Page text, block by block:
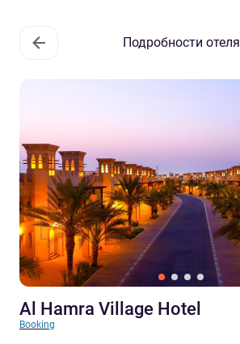
Подробности отеля
Al Hamra Village Hotel
Booking